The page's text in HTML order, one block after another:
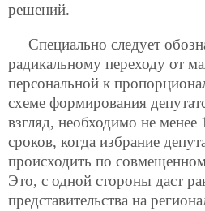
решений.
Специально следует
радикальному переходу от
персональной к
схеме формирования
взгляд, необходимо не
сроков, когда избрание
происходить по
Это, с одной стороны даст
представительства на